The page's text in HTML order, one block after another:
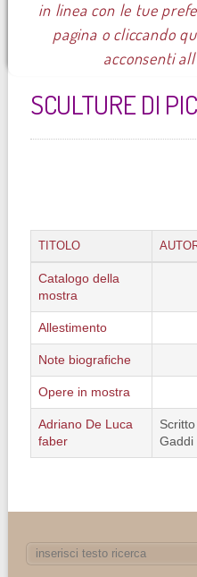
in linea con le tue
pagina o cliccando
acconsenti
60 Adriano De Luca
SCULTURE DI
TITOLO
Catalogo della
mostra
Allestimento
Note biografiche
Opere in mostra
Adriano De Luca
faber
Gaddi